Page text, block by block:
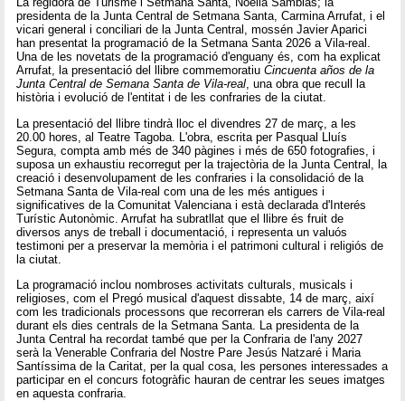
presidenta de la Junta Central de Setmana Santa, Carmina Arrufat, i el
vicari general i conciliari de la Junta Central, mossén Javier Aparici
han presentat la programació de la Setmana Santa 2026 a Vila-real.
Una de les novetats de la programació d'enguany és, com ha explicat
Arrufat, la presentació del llibre commemoratiuCincuenta años de la
Junta Central de Semana Santa de Vila-real, una obra que recull la
història i evolució de l'entitat i de les confraries de la ciutat.
La presentació del llibre tindrà lloc el divendres 27 de març, a les
20.00 hores, al Teatre Tagoba. L'obra, escrita per Pasqual Lluís
Segura, compta amb més de 340 pàgines i més de 650 fotografies, i
suposa un exhaustiu recorregut per la trajectòria de la Junta Central, la
creació i desenvolupament de les confraries i la consolidació de la
Setmana Santa de Vila-real com una de les més antigues i
significatives de la Comunitat Valenciana i està declarada d'Interés
Turístic Autonòmic. Arrufat ha subratllat que el llibre és fruit de
diversos anys de treball i documentació, i representa un valuós
testimoni per a preservar la memòria i el patrimoni cultural i religiós de
la ciutat.
La programació inclou nombroses activitats culturals, musicals i
religioses, com el Pregó musical d'aquest dissabte, 14 de març, així
com les tradicionals processons que recorreran els carrers de Vila-real
durant els dies centrals de la Setmana Santa. La presidenta de la
Junta Central ha recordat també que per la Confraria de l'any 2027
serà la Venerable Confraria del Nostre Pare Jesús Natzaré i Maria
Santíssima de la Caritat, per la qual cosa, les persones interessades a
participar en el concurs fotogràfic hauran de centrar les seues imatges
en aquesta confraria.